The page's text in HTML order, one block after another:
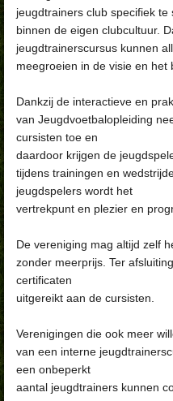
jeugdtrainers club specifiek
binnen de eigen clubcultuur.
jeugdtrainerscursus kunnen
meegroeien in de visie en het
Dankzij de interactieve en
van Jeugdvoetbalopleiding
cursisten toe en
daardoor krijgen de
tijdens trainingen en
jeugdspelers wordt het
vertrekpunt en plezier en
De vereniging mag altijd zelf
zonder meerprijs. Ter
certificaten
uitgereikt aan de cursisten.
Verenigingen die ook meer
van een interne
een onbeperkt
aantal jeugdtrainers kunnen